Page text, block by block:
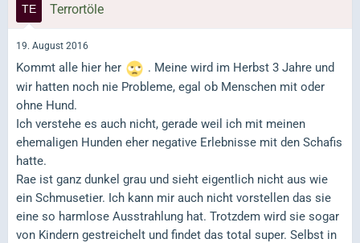
Terrortöle
19. August 2016
Kommt alle hier her
. Meine wird im Herbst 3 Jahre und
wir hatten noch nie Probleme, egal ob Menschen mit oder
ohne Hund.
Ich verstehe es auch nicht, gerade weil ich mit meinen
ehemaligen Hunden eher negative Erlebnisse mit den Schafis
hatte.
Rae ist ganz dunkel grau und sieht eigentlich nicht aus wie
ein Schmusetier. Ich kann mir auch nicht vorstellen das sie
eine so harmlose Ausstrahlung hat. Trotzdem wird sie sogar
von Kindern gestreichelt und findet das total super. Selbst in